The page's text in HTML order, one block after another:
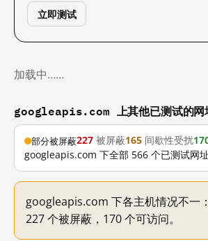
立即测试
加载中……
googleapis.com 上其他已测试的网
部分被屏蔽227 被屏蔽165 间歇性受扰
googleapis.com 下全部 566 个已测试网
googleapis.com 下各主机情况不一
227 个被屏蔽，170 个可访问。